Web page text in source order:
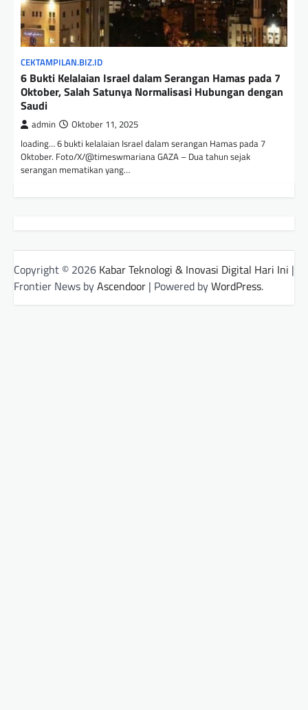
CEKTAMPILAN.BIZ.ID
6 Bukti Kelalaian Israel dalam Serangan Hamas pada 7
Oktober, Salah Satunya Normalisasi Hubungan dengan
Saudi
admin Oktober 11, 2025
loading… 6 bukti kelalaian Israel dalam serangan Hamas pada 7
Oktober. Foto/X/@timeswmariana GAZA – Dua tahun sejak
serangan mematikan yang…
Copyright © 2026 Kabar Teknologi & Inovasi Digital Hari Ini |
Frontier News byAscendoor | Powered byWordPress.